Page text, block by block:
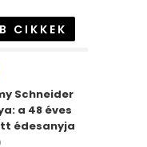
CIKKEK
Schneider
a 48 éves
édesanyja